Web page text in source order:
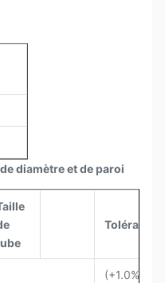
diamètre et de paroi
Tolérance
(+1.0%D)